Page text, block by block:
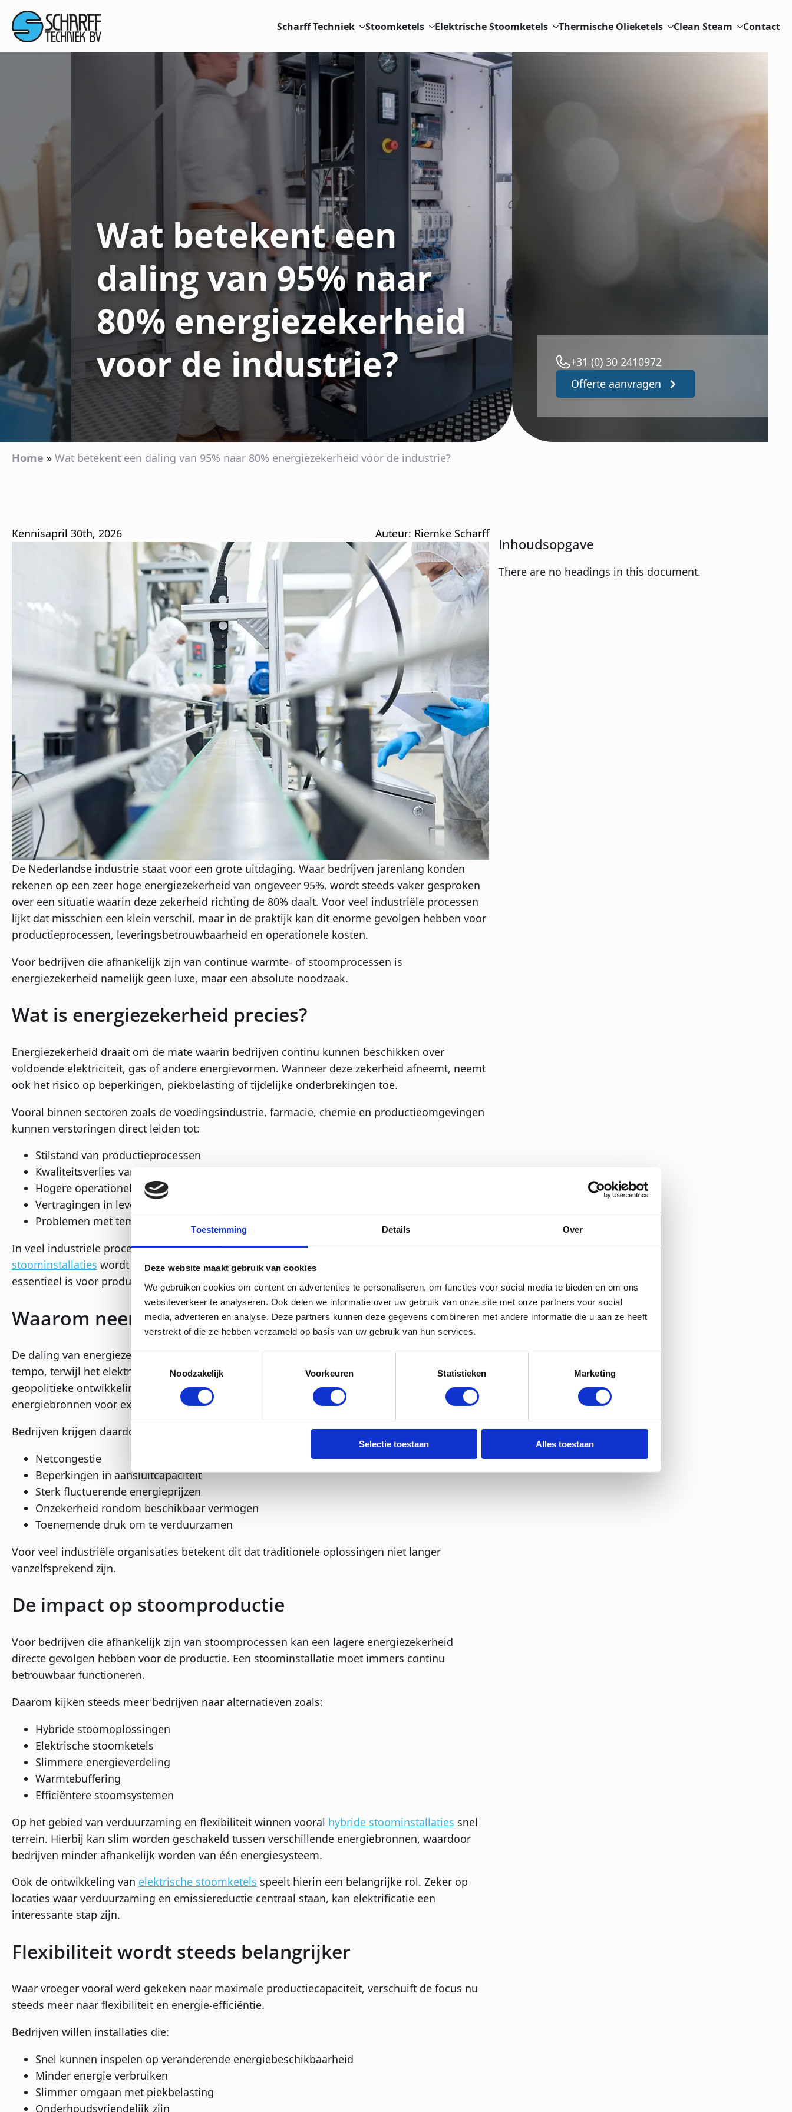
Toestemming Details Over
Deze website maakt gebruik van cookies
We gebruiken cookies om content en advertenties te personaliseren, om functies voor social media te bieden en om ons
websiteverkeer te analyseren. Ook delen we informatie over uw gebruik van onze site met onze partners voor social
media, adverteren en analyse. Deze partners kunnen deze gegevens combineren met andere informatie die u aan ze heeft
verstrekt of die ze hebben verzameld op basis van uw gebruik van hun services.
Toestemmingsselectie
Noodzakelijk
Voorkeuren Statistieken Marketing
Selectie toestaan Alles toestaan
Scharff Techniek Stoomketels Elektrische Stoomketels Thermische Olieketels Clean Steam Contact
Wat betekent een
daling van 95% naar
80% energiezekerheid
voor de industrie?
+31 (0) 30 2410972
Offerte aanvragen
Home » Wat betekent een daling van 95% naar 80% energiezekerheid voor de industrie?
Kennisapril 30th, 2026 Auteur: Riemke Scharff
De Nederlandse industrie staat voor een grote uitdaging. Waar bedrijven jarenlang konden
rekenen op een zeer hoge energiezekerheid van ongeveer 95%, wordt steeds vaker gesproken
over een situatie waarin deze zekerheid richting de 80% daalt. Voor veel industriële processen
lijkt dat misschien een klein verschil, maar in de praktijk kan dit enorme gevolgen hebben voor
productieprocessen, leveringsbetrouwbaarheid en operationele kosten.
Voor bedrijven die afhankelijk zijn van continue warmte- of stoomprocessen is
energiezekerheid namelijk geen luxe, maar een absolute noodzaak.
Wat is energiezekerheid precies?
Energiezekerheid draait om de mate waarin bedrijven continu kunnen beschikken over
voldoende elektriciteit, gas of andere energievormen. Wanneer deze zekerheid afneemt, neemt
ook het risico op beperkingen, piekbelasting of tijdelijke onderbrekingen toe.
Vooral binnen sectoren zoals de voedingsindustrie, farmacie, chemie en productieomgevingen
kunnen verstoringen direct leiden tot:
Stilstand van productieprocessen
Kwaliteitsverlies van producten
Hogere operationele kosten
Vertragingen in leveringen
Problemen met temperatuur- en procescontrole
In veel industriële processen speelt stoom hierbij een cruciale rol. Op de pagina over
stoominstallaties wordt duidelijk uitgelegd waarom een stabiele en betrouwbare installatie
essentieel is voor productiecontinuïteit.
Waarom neemt de energiezekerheid af?
De daling van energiezekerheid heeft meerdere oorzaken. Nederland elektrificeert in hoog
tempo, terwijl het elektriciteitsnet op veel plekken overbelast raakt. Daarnaast zorgen
geopolitieke ontwikkelingen, verduurzamingstrajecten en de afbouw van fossiele
energiebronnen voor extra druk op het energiesysteem.
Bedrijven krijgen daardoor steeds vaker te maken met:
Netcongestie
Beperkingen in aansluitcapaciteit
Sterk fluctuerende energieprijzen
Onzekerheid rondom beschikbaar vermogen
Toenemende druk om te verduurzamen
Voor veel industriële organisaties betekent dit dat traditionele oplossingen niet langer
vanzelfsprekend zijn.
De impact op stoomproductie
Voor bedrijven die afhankelijk zijn van stoomprocessen kan een lagere energiezekerheid
directe gevolgen hebben voor de productie. Een stoominstallatie moet immers continu
betrouwbaar functioneren.
Daarom kijken steeds meer bedrijven naar alternatieven zoals:
Hybride stoomoplossingen
Elektrische stoomketels
Slimmere energieverdeling
Warmtebuffering
Efficiëntere stoomsystemen
Op het gebied van verduurzaming en flexibiliteit winnen vooral hybride stoominstallaties snel
terrein. Hierbij kan slim worden geschakeld tussen verschillende energiebronnen, waardoor
bedrijven minder afhankelijk worden van één energiesysteem.
Ook de ontwikkeling van elektrische stoomketels speelt hierin een belangrijke rol. Zeker op
locaties waar verduurzaming en emissiereductie centraal staan, kan elektrificatie een
interessante stap zijn.
Flexibiliteit wordt steeds belangrijker
Waar vroeger vooral werd gekeken naar maximale productiecapaciteit, verschuift de focus nu
steeds meer naar flexibiliteit en energie-efficiëntie.
Bedrijven willen installaties die:
Snel kunnen inspelen op veranderende energiebeschikbaarheid
Minder energie verbruiken
Slimmer omgaan met piekbelasting
Onderhoudsvriendelijk zijn
Inhoudsopgave
There are no headings in this document.